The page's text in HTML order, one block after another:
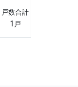
戸数合計
1 戸